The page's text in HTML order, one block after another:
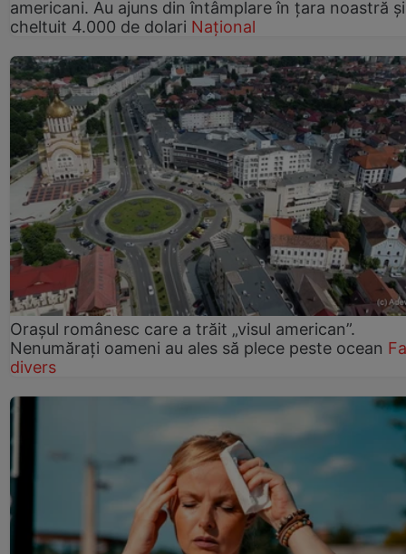
americani. Au ajuns din întâmplare în țara noastră
cheltuit 4.000 de dolari Național
Orașul românesc care a trăit „visul american”.
Nenumărați oameni au ales să plece peste ocean
divers